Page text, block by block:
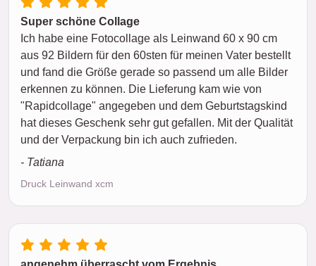
Super schöne Collage
Ich habe eine Fotocollage als Leinwand 60 x 90 cm
aus 92 Bildern für den 60sten für meinen Vater bestellt
und fand die Größe gerade so passend um alle Bilder
erkennen zu können. Die Lieferung kam wie von
"Rapidcollage" angegeben und dem Geburtstagskind
hat dieses Geschenk sehr gut gefallen. Mit der Qualität
und der Verpackung bin ich auch zufrieden.
- Tatiana
Druck Leinwand xcm